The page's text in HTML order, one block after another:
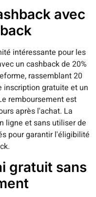
avec
intéressante pour les
un cashback de 20%
rassemblant 20
inscription gratuite et un
remboursement est
après l'achat. La
ligne et sans utiliser de
pour garantir l'éligibilité
gratuit sans